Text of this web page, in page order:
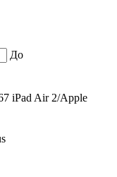
До
iPad Air 2/Apple